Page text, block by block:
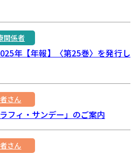
関係者
年【年報】〈第25巻〉を発行し
さん
フィ・サンデー」のご案内
さん